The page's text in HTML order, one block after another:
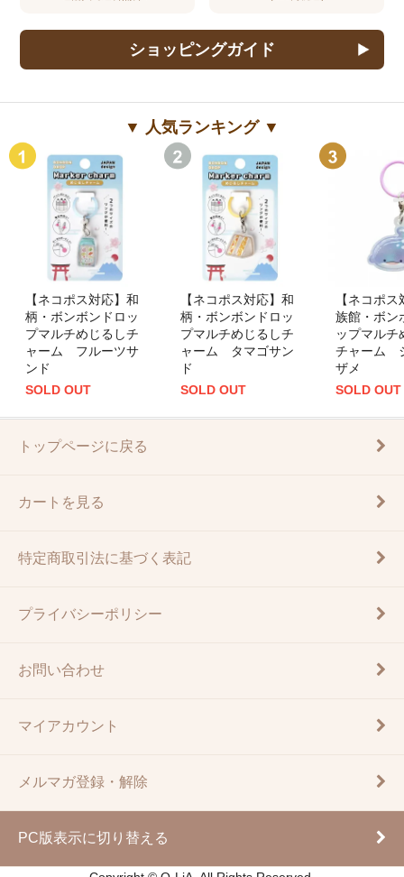
ショッピングガイド
▼ 人気ランキング ▼
【ネコポス対応】和
柄・ボンボンドロッ
プマルチめじるしチ
ャーム フルーツサ
ンド
SOLD OUT
【ネコポス対応】和
柄・ボンボンドロッ
プマルチめじるしチ
ャーム タマゴサン
ド
SOLD OUT
【ネコポ
族館・ボン
ップマルチ
チャーム
ザメ
SOLD OUT
トップページに戻る
カートを見る
特定商取引法に基づく表記
プライバシーポリシー
お問い合わせ
マイアカウント
メルマガ登録・解除
PC版表示に切り替える